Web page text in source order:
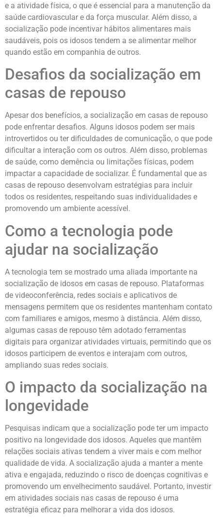
e a atividade física, o que é essencial para a manutenção da
saúde cardiovascular e da força muscular. Além disso, a
socialização pode incentivar hábitos alimentares mais
saudáveis, pois os idosos tendem a se alimentar melhor
quando estão em companhia de outros.
Desafios da socialização em
casas de repouso
Apesar dos benefícios, a socialização em casas de repouso
pode enfrentar desafios. Alguns idosos podem ser mais
introvertidos ou ter dificuldades de comunicação, o que pode
dificultar a interação com os outros. Além disso, problemas
de saúde, como demência ou limitações físicas, podem
impactar a capacidade de socializar. É fundamental que as
casas de repouso desenvolvam estratégias para incluir
todos os residentes, respeitando suas individualidades e
promovendo um ambiente acessível.
Como a tecnologia pode
ajudar na socialização
A tecnologia tem se mostrado uma aliada importante na
socialização de idosos em casas de repouso. Plataformas
de videoconferência, redes sociais e aplicativos de
mensagens permitem que os residentes mantenham contato
com familiares e amigos, mesmo à distância. Além disso,
algumas casas de repouso têm adotado ferramentas
digitais para organizar atividades virtuais, permitindo que os
idosos participem de eventos e interajam com outros,
ampliando suas redes sociais.
O impacto da socialização na
longevidade
Pesquisas indicam que a socialização pode ter um impacto
positivo na longevidade dos idosos. Aqueles que mantêm
relações sociais ativas tendem a viver mais e com melhor
qualidade de vida. A socialização ajuda a manter a mente
ativa e engajada, reduzindo o risco de doenças cognitivas e
promovendo um envelhecimento saudável. Portanto, investir
em atividades sociais nas casas de repouso é uma
estratégia eficaz para melhorar a vida dos idosos.